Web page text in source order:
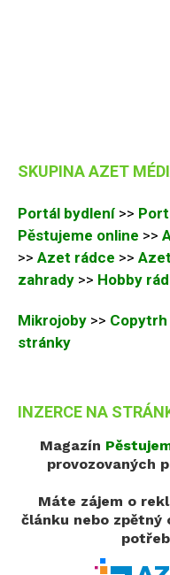
SKUPINA AZET
Portál bydlení >>
Pěstujeme online >>
>> Azet rádce >>
zahrady >> Hobby
Mikrojoby >> Copytrh
stránky
INZERCE NA
Magazín
provozovaných
Máte zájem o
článku nebo zpětný